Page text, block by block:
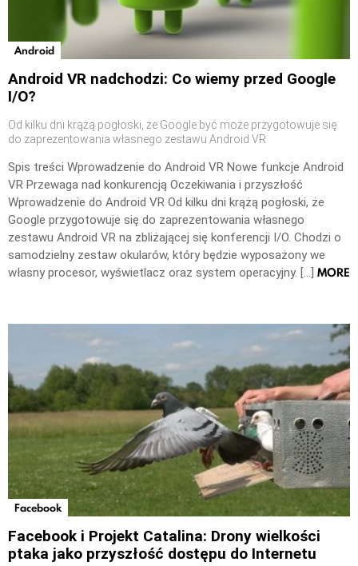
Android
Android VR nadchodzi: Co wiemy przed Google
I/O?
Od kilku dni krążą pogłoski, że Google być może przygotowuje się
do zaprezentowania własnego zestawu Android VR
Spis treści Wprowadzenie do Android VR Nowe funkcje Android
VR Przewaga nad konkurencją Oczekiwania i przyszłość
Wprowadzenie do Android VR Od kilku dni krążą pogłoski, że
Google przygotowuje się do zaprezentowania własnego
zestawu Android VR na zbliżającej się konferencji I/O. Chodzi o
samodzielny zestaw okularów, który będzie wyposażony we
własny procesor, wyświetlacz oraz system operacyjny. […] MORE
Facebook
Facebook i Projekt Catalina: Drony wielkości
ptaka jako przyszłość dostępu do Internetu